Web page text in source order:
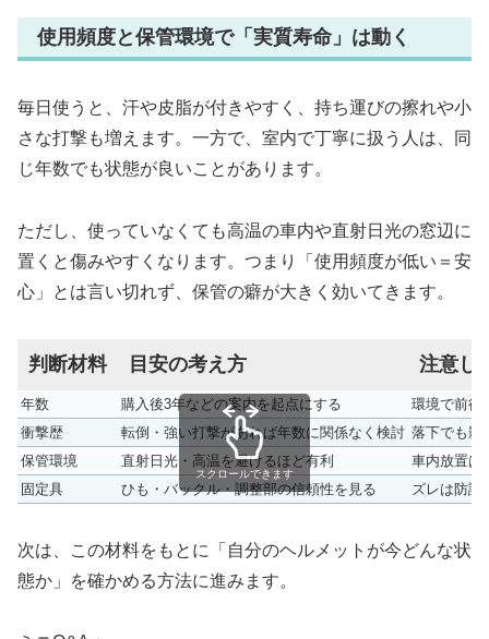
使用頻度と保管環境で「実質寿命」は動く
毎日使うと、汗や皮脂が付きやすく、持ち運びの擦れや小
さな打撃も増えます。一方で、室内で丁寧に扱う人は、同
じ年数でも状態が良いことがあります。
ただし、使っていなくても高温の車内や直射日光の窓辺に
置くと傷みやすくなります。つまり「使用頻度が低い＝安
心」とは言い切れず、保管の癖が大きく効いてきます。
判断材料 目安の考え方 注意し
年数 購入後3年などの案内を起点にする
環境で前後
衝撃歴
転倒・強い打撃があれば年数に関係なく検討 落下でも影
保管環境
直射日光・高温を避けるほど有利
車内放置は
固定具
ひも・バックル・調整部の信頼性を見る ズレは防護
スクロールできます
次は、この材料をもとに「自分のヘルメットが今どんな状
態か」を確かめる方法に進みます。